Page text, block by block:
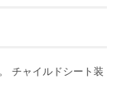
チャイルドシート装